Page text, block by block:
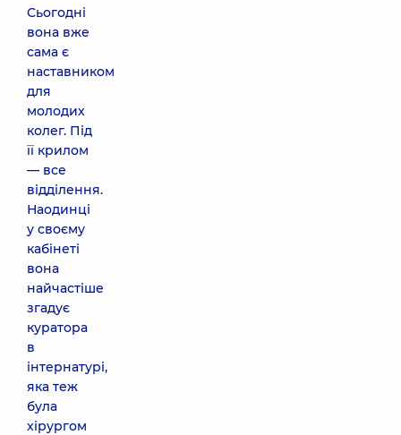
Сьогодні
вона вже
сама є
наставником
для
молодих
колег. Під
її крилом
— все
відділення.
Наодинці
у своєму
кабінеті
вона
найчастіше
згадує
куратора
в
інтернатурі,
яка теж
була
хірургом